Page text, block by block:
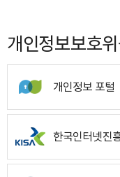
개인정보보호
개인정보 포털
한국인터넷진